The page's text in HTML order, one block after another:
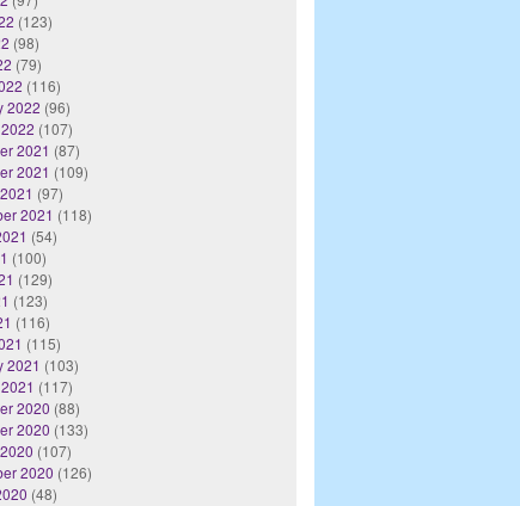
(123)
(98)
(79)
(116)
2022 (96)
(107)
2021 (87)
2021 (109)
(97)
2021 (118)
(54)
(100)
(129)
(123)
(116)
(115)
2021 (103)
(117)
2020 (88)
2020 (133)
(107)
2020 (126)
(48)